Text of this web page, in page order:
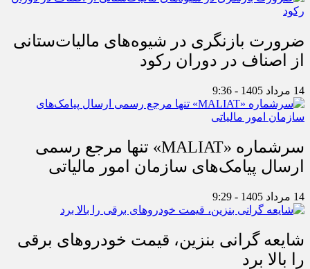
ضرورت بازنگری در شیوه‌های مالیات‌ستانی
از اصناف در دوران رکود
14 مرداد 1405 - 9:36
سرشماره «MALIAT» تنها مرجع رسمی
ارسال پیامک‌های سازمان امور مالیاتی
14 مرداد 1405 - 9:29
شایعه گرانی بنزین، قیمت خودروهای برقی
را بالا برد